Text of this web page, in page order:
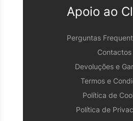
Apoio ao
Perguntas
Contactos
Devoluções e
Termos e
Política de
Política de